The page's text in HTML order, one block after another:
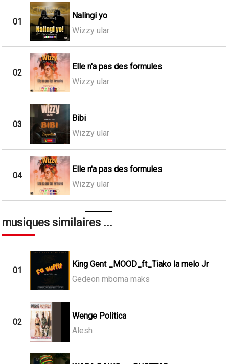
01
Nalingi yo
Wizzy ular
02
Elle n'a pas des formules
Wizzy ular
03
Bibi
Wizzy ular
04
Elle n'a pas des formules
Wizzy ular
musiques similaires ...
01
King Gent _MOOD_ft_Tiako la melo Jr
Gedeon mboma maks
02
Wenge Politica
Alesh